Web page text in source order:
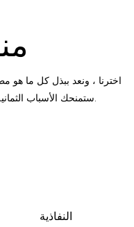
اخترنا ، ونعد ببذل كل ما
النفاذية